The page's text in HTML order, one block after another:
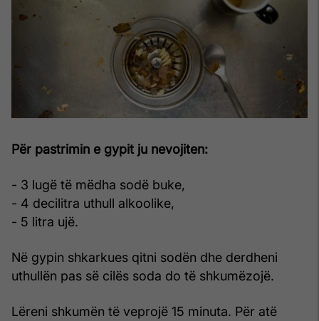
Për pastrimin e gypit ju nevojiten:
- 3 lugë të mëdha sodë buke,
- 4 decilitra uthull alkoolike,
- 5 litra ujë.
Në gypin shkarkues qitni sodën dhe derdheni
uthullën pas së cilës soda do të shkumëzojë.
Lëreni shkumën të veprojë 15 minuta. Për atë